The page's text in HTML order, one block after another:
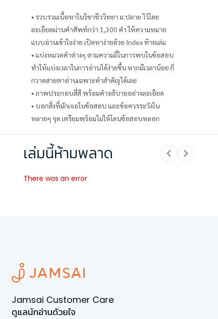
• รวบรวมเนื้อหาในวิชาชีววิทยา ม.ปลาย ไว้โดย
ละเอียดผ่านคำศัพท์กว่า 1,300 คำ ให้ความหมาย
แบบอ่านเข้าใจง่าย เปิดหาง่ายด้วย Index ท้ายเล่ม
• แบ่งหมวดคำต่างๆ ตามความถี่ในการพบในข้อสอบ
ทำให้แบ่งเวลาในการอ่านได้ง่ายขึ้น หากมีเวลาน้อย ก็
กวาดสายตาอ่านเฉพาะคำสำคัญได้เลย
• ภาพประกอบสี่สี พร้อมคำอธิบายอย่างละเอียด
• บอกสิ่งที่มักเจอในข้อสอบ และข้อควรระวังใน
หลายๆ จุด เตรียมพร้อมไม่ให้โดนข้อสอบหลอก
เล่มนี้ห้ามพลาด
There was an error
Jamsai Customer Care
ดูแลนักอ่านด้วยใจ